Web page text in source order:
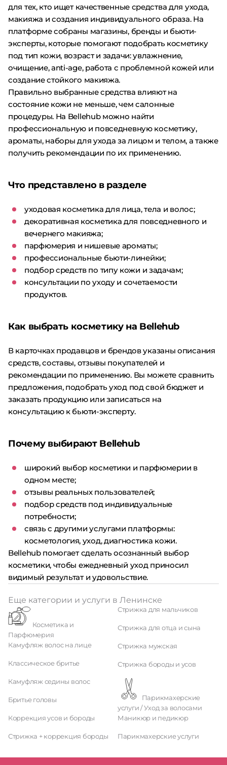
для тех, кто ищет качественные средства для ухода,
макияжа и создания индивидуального образа. На
платформе собраны магазины, бренды и бьюти-
эксперты, которые помогают подобрать косметику
под тип кожи, возраст и задачи: увлажнение,
очищение, anti-age, работа с проблемной кожей или
создание стойкого макияжа.
Правильно выбранные средства влияют на
состояние кожи не меньше, чем салонные
процедуры. На Bellehub можно найти
профессиональную и повседневную косметику,
ароматы, наборы для ухода за лицом и телом, а также
получить рекомендации по их применению.
Что представлено в разделе
уходовая косметика для лица, тела и волос;
декоративная косметика для повседневного и
вечернего макияжа;
парфюмерия и нишевые ароматы;
профессиональные бьюти-линейки;
подбор средств по типу кожи и задачам;
консультации по уходу и сочетаемости
продуктов.
Как выбрать косметику на Bellehub
В карточках продавцов и брендов указаны описания
средств, составы, отзывы покупателей и
рекомендации по применению. Вы можете сравнить
предложения, подобрать уход под свой бюджет и
заказать продукцию или записаться на
консультацию к бьюти-эксперту.
Почему выбирают Bellehub
широкий выбор косметики и парфюмерии в
одном месте;
отзывы реальных пользователей;
подбор средств под индивидуальные
потребности;
связь с другими услугами платформы:
косметология, уход, диагностика кожи.
Bellehub помогает сделать осознанный выбор
косметики, чтобы ежедневный уход приносил
видимый результат и удовольствие.
Еще категории и услуги в Ленинске
Парфюмерия
Камуфляж волос на лице
Классическое бритье
Камуфляж седины волос
Бритье головы
Коррекция усов и бороды
Стрижка + коррекция бороды
Стрижка для мальчиков
Стрижка для отца и сына
Стрижка мужская
Стрижка бороды и усов
услуги / Уход за волосами
Маникюр и педикюр
Парикмахерские услуги